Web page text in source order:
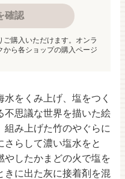
をくみ上げ、塩をつく
不思議な世界を描いた絵
組み上げた竹のやぐらに
らして濃い塩水をと
やしたかまどの火で塩を
きに出た灰に接着剤を混
確認
購入いただけます。オンラ
から各ショップの購入ページ